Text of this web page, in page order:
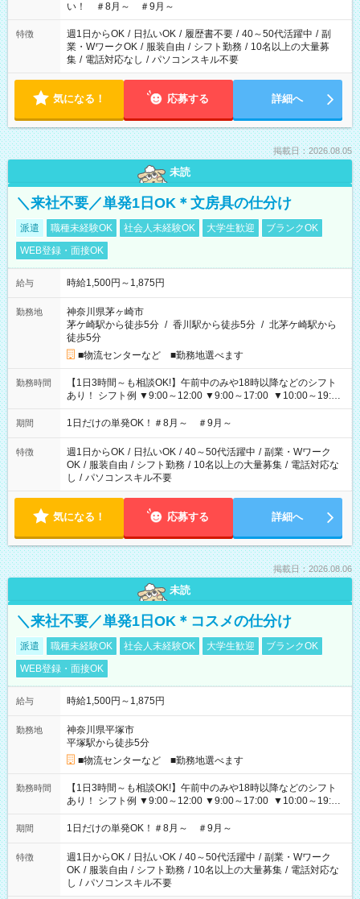
い！ ＃8月～ ＃9月～
特徴 週1日からOK / 日払いOK / 履歴書不要 / 40～50代活躍中 / 副
業・WワークOK / 服装自由 / シフト勤務 / 10名以上の大量募
集 / 電話対応なし / パソコンスキル不要
気になる！ 応募する 詳細へ
掲載日：2026.08.05
未読
＼来社不要／単発1日OK＊文房具の仕分け
派遣 職種未経験OK 社会人未経験OK 大学生歓迎
ブランクOK
WEB登録・面接OK
給与 時給1,500円～1,875円
勤務地
神奈川県茅ヶ崎市
茅ケ崎駅から徒歩5分 / 香川駅から徒歩5分 / 北茅ケ崎駅から
徒歩5分
■物流センターなど ■勤務地選べます
勤務時間
【1日3時間～も相談OK!】午前中のみや18時以降などのシフト
あり！ シフト例 ▼9:00～12:00 ▼9:00～17:00 ▼10:00～19:00
▼18:00～21:00
期間 1日だけの単発OK！＃8月～ ＃9月～
特徴 週1日からOK / 日払いOK / 40～50代活躍中 / 副業・Wワーク
OK / 服装自由 / シフト勤務 / 10名以上の大量募集 / 電話対応な
し / パソコンスキル不要
気になる！ 応募する 詳細へ
掲載日：2026.08.06
未読
＼来社不要／単発1日OK＊コスメの仕分け
派遣 職種未経験OK 社会人未経験OK 大学生歓迎
ブランクOK
WEB登録・面接OK
給与 時給1,500円～1,875円
勤務地
神奈川県平塚市
平塚駅から徒歩5分
■物流センターなど ■勤務地選べます
勤務時間
【1日3時間～も相談OK!】午前中のみや18時以降などのシフト
あり！ シフト例 ▼9:00～12:00 ▼9:00～17:00 ▼10:00～19:00
▼18:00～21:00
期間 1日だけの単発OK！＃8月～ ＃9月～
特徴 週1日からOK / 日払いOK / 40～50代活躍中 / 副業・Wワーク
OK / 服装自由 / シフト勤務 / 10名以上の大量募集 / 電話対応な
し / パソコンスキル不要